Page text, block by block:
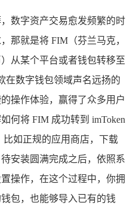
数字资产交易愈发频繁的时
那就是将 FIM（芬兰马克，
从某个平台或者钱包转移至
在数字钱包领域声名远扬的
操作体验，赢得了众多用户
何将 FIM 成功转到 imToken
如正规的应用商店，下载
安装圆满完成之后，依照系
操作，在这个过程中，你拥
包，也能够导入已有的钱